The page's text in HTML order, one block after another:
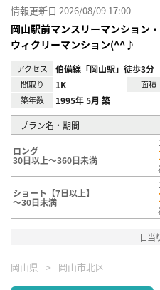
情報更新日 2026/08/09 17:00
岡山駅前マンスリーマンション
ウィクリーマンション(^^♪
アクセス 伯備線「岡山駅」徒歩3分
間取り 1K 面積
築年数 1995年 5月 築
プラン名・期間
ロング
30日以上～360日未満
ショート【7日以上】
～30日未満
日当
岡山県 岡山市北区